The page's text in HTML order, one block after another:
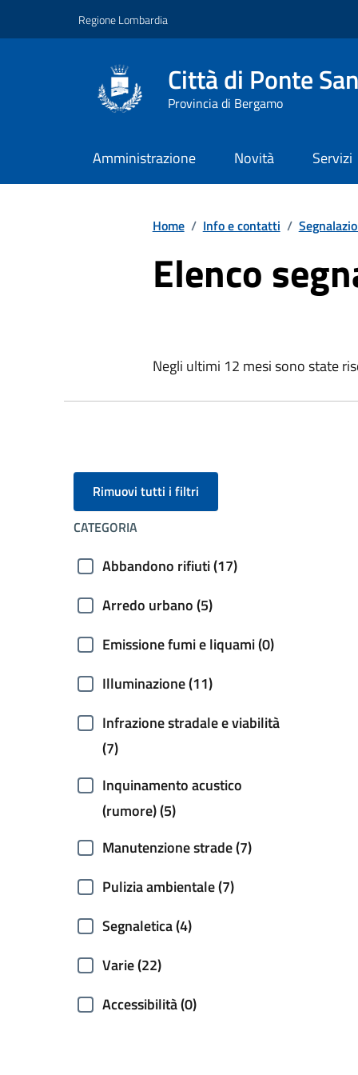
Regione Lombardia
Città di Ponte
Provincia di Bergamo
Amministrazione Novità Servizi
Home / Info e contatti /
Elenco
Negli ultimi 12 mesi sono state
Rimuovi tutti i filtri
CATEGORIA
Abbandono rifiuti (17)
Arredo urbano (5)
Emissione fumi e liquami (0)
Illuminazione (11)
Infrazione stradale e viabilità
(7)
Inquinamento acustico
(rumore) (5)
Manutenzione strade (7)
Pulizia ambientale (7)
Segnaletica (4)
Varie (22)
Accessibilità (0)